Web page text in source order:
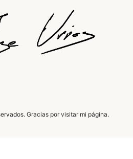
Gracias por visitar mi página.